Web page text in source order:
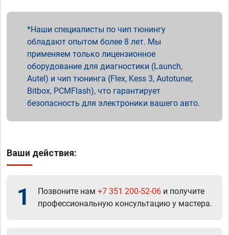
Наши специалисты по чип тюнингу
обладают опытом более 8 лет. Мы
применяем только лицензионное
оборудование для диагностики (Launch,
Autel) и чип тюнинга (Flex, Kess 3, Autotuner,
Bitbox, PCMFlash), что гарантирует
безопасность для электроники вашего авто.
Ваши действия:
1 Позвоните нам +7 351 200-52-06 и получите
профессиональную консультацию у мастера.